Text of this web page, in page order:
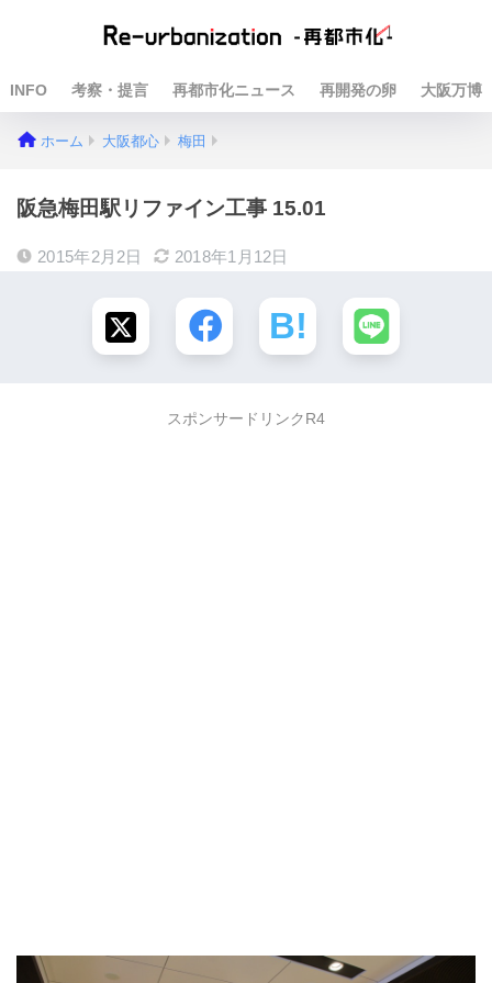
INFO 考察・提言 再都市化ニュース 再開発の卵 大阪万博
ホーム 大阪都心 梅田
阪急梅田駅リファイン工事 15.01
2015年2月2日 2018年1月12日
スポンサードリンクR4